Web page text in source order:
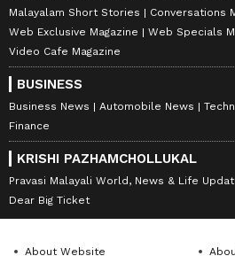
Malayalam Short Stories
Conversations
Web Exclusive Magazine
Web Specials
Video Cafe Magazine
BUSINESS
Business News Automobile News
Finance
KRISHI PAZHAMCHOLLUKAL
Pravasi Malayali World, News & Life
Dear Big Ticket
About Website